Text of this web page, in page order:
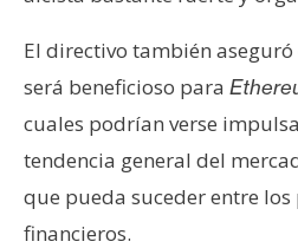
El directivo también
será beneficioso para
cuales podrían verse
tendencia general del
que pueda suceder entre
financieros.